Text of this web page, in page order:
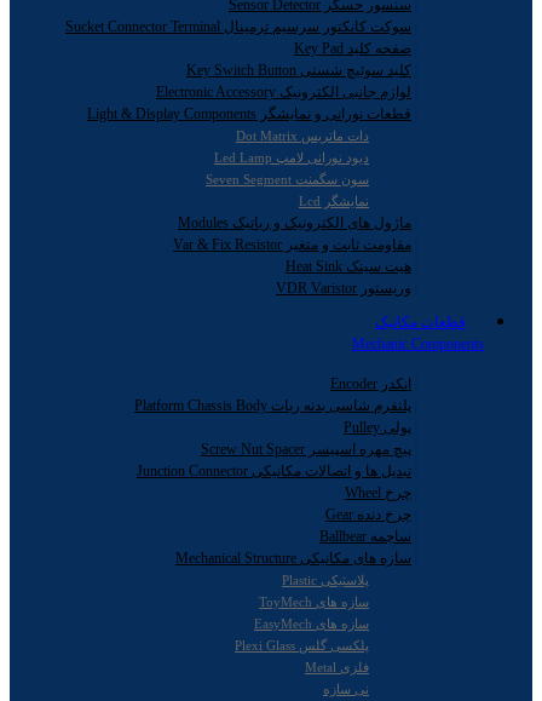
سنسور حسگر Sensor Detector
سوکت کانکتور سرسیم ترمینال Sucket Connector Terminal
صفحه کلید Key Pad
کلید سوئیچ شستی Key Switch Button
لوازم جانبی الکترونیک Electronic Accessory
قطعات نورانی و نمایشگر Light & Display Components
دات ماتریس Dot Matrix
دیود نورانی لامپ Led Lamp
سون سگمنت Seven Segment
نمایشگر Lcd
ماژول های الکترونیک و رباتیک Modules
مقاومت ثابت و متغیر Var & Fix Resistor
هیت سینک Heat Sink
وریستور VDR Varistor
قطعات مکانیک
Mechanic Components
انکدر Encoder
پلتفرم شاسی بدنه ربات Platform Chassis Body
پولی Pulley
پیچ مهره اسپیسر Screw Nut Spacer
تبدیل ها و اتصالات مکانیکی Junction Connector
چرخ Wheel
چرخ دنده Gear
ساچمه Ballbear
سازه های مکانیکی Mechanical Structure
پلاستیکی Plastic
سازه های ToyMech
سازه های EasyMech
پلکسی گلس Plexi Glass
فلزی Metal
نی سازه